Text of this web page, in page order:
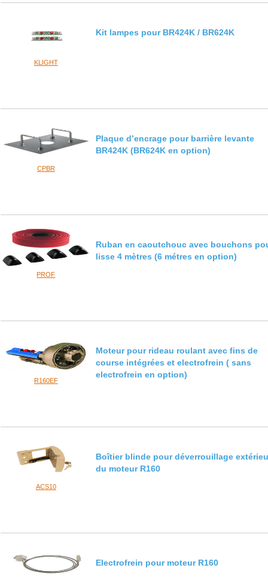
KLIGHT
Kit lampes pour BR424K / BR624K
CPBR
Plaque d’encrage pour barrière levante
BR424K (BR624K en option)
PROF
Ruban en caoutchouc avec bouchons
lisse 4 mètres (6 métres en option)
R160EF
Moteur pour rideau roulant avec fins de
course intégrées et electrofrein ( sans
electrofrein en option)
ACS10
Boîtier blinde pour déverrouillage
du moteur R160
Electrofrein pour moteur R160